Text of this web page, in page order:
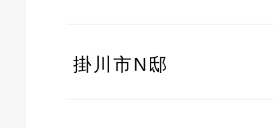
掛川市N邸